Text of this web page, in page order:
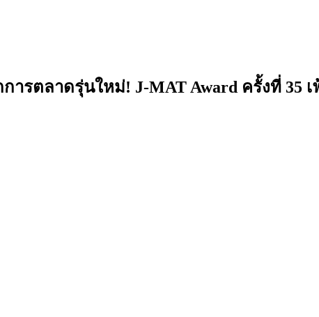
รตลาดรุ่นใหม่! J-MAT Award ครั้งที่ 35